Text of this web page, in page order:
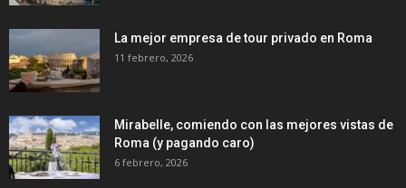
La mejor empresa de tour privado en Roma
11 febrero, 2026
Mirabelle, comiendo con las mejores vistas de
Roma (y pagando caro)
6 febrero, 2026